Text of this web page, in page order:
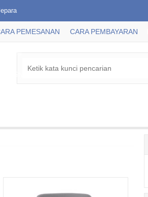
PEMESANAN CARA PEMBAYARAN